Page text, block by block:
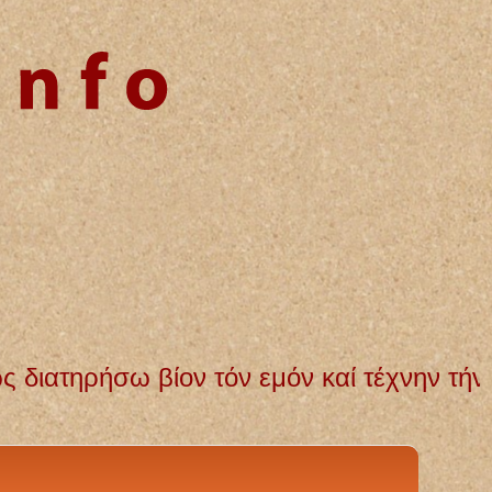
τήν εμήν. Αγνή και αμόλυντη θα